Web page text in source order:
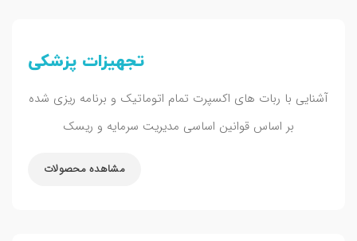
تجهیزات پزشکی
آشنایی با ربات های اکسپرت تمام اتوماتیک و برنامه ریزی شده
بر اساس قوانین اساسی مدیریت سرمایه و ریسک
مشاهده محصولات